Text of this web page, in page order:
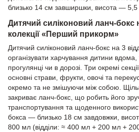
близько 14 см завширшки, висота —
Дитячий силіконовий ланч-бокс
колекції «Перший прикорм»
Дитячий силіконовий ланч-бокс на 3
організувати харчування дитини
прогулянці чи в дорозі. Три окремі
основні страви, фрукти, овочі та
окремо та не змішуючи між собою.
закриває ланч-бокс, що робить його
транспортування та щоденного
бокса — близько 18 см завдовжки,
800 мл (відділи: ≈ 400 мл + 200 мл +